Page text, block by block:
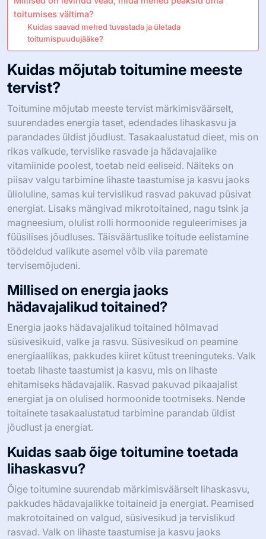
toitumises vältima?
Kuidas saavad mehed tuvastada ja ületada
toitumispuudujääke?
Kuidas mõjutab toitumine meeste
tervist?
Toitumine mõjutab meeste tervist märkimisväärselt,
suurendades energia taset, edendades lihaskasvu ja
parandades üldist jõudlust. Tasakaalustatud dieet, mis on
rikas valkude, tervislike rasvade ja hädavajalike
vitamiinide poolest, toetab neid eeliseid. Näiteks on
piisav valgu tarbimine lihaste taastumise ja kasvu jaoks
ülioluline, samas kui tervislikud rasvad pakuvad püsivat
energiat. Lisaks mängivad mikrotoitained, nagu tsink ja
magneesium, olulist rolli hormoonide reguleerimises ja
füüsilises jõudluses. Täisväärtuslike toitude eelistamine
töödeldud valikute asemel võib viia paremate
tervisemõjudeni.
Millised on energia jaoks
hädavajalikud toitained?
Energia jaoks hädavajalikud toitained hõlmavad
süsivesikuid, valke ja rasvu. Süsivesikud on peamine
energiaallikas, pakkudes kiiret kütust treeninguteks. Valk
toetab lihaste taastumist ja kasvu, mis on lihaste
ehitamiseks hädavajalik. Rasvad pakuvad pikaajalist
energiat ja on olulised hormoonide tootmiseks. Nende
toitainete tasakaalustatud tarbimine parandab üldist
jõudlust ja energiat.
Kuidas saab õige toitumine toetada
lihaskasvu?
Õige toitumine suurendab märkimisväärselt lihaskasvu,
pakkudes hädavajalikke toitaineid ja energiat. Peamised
makrotoitained on valgud, süsivesikud ja tervislikud
rasvad. Valk on lihaste taastumise ja kasvu jaoks